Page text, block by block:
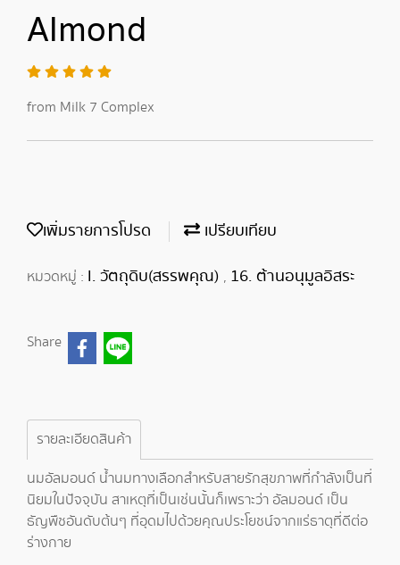
Almond
from Milk 7 Complex
เพิ่มรายการโปรด เปรียบเทียบ
หมวดหมู่ : I. วัตถุดิบ(สรรพคุณ) , 16. ต้านอนุมูลอิสระ
Share
รายละเอียดสินค้า
นมอัลมอนด์ น้ำนมทางเลือกสำหรับสายรักสุขภาพที่กำลังเป็นที่
นิยมในปัจจุบัน สาเหตุที่เป็นเช่นนั้นก็เพราะว่า อัลมอนด์ เป็น
ธัญพืชอันดับต้นๆ ที่อุดมไปด้วยคุณประโยชน์จากแร่ธาตุที่ดีต่อ
ร่างกาย